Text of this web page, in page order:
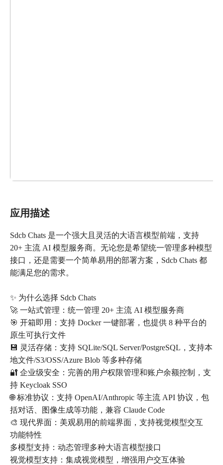
应用描述
Sdcb Chats 是一个强大且灵活的大语言模型前端，支持
20+ 主流 AI 模型服务商。无论您是希望统一管理多种模型
接口，还是需要一个简单易用的部署方案，Sdcb Chats 都
能满足您的需求。
✨ 为什么选择 Sdcb Chats
🚀 一站式管理：统一管理 20+ 主流 AI 模型服务商
🎯 开箱即用：支持 Docker 一键部署，也提供 8 种平台的
原生可执行文件
💾 灵活存储：支持 SQLite/SQL Server/PostgreSQL，支持本
地文件/S3/OSS/Azure Blob 等多种存储
🔐 企业级安全：完善的用户权限管理和账户余额控制，支
持 Keycloak SSO
🌐 标准协议：支持 OpenAI/Anthropic 等主流 API 协议，包
括对话、图像生成等功能，兼容 Claude Code
🎨 现代界面：美观易用的前端界面，支持视觉模型交互
功能特性
多模型支持：动态管理多种大语言模型接口
视觉模型支持：集成视觉模型，增强用户交互体验